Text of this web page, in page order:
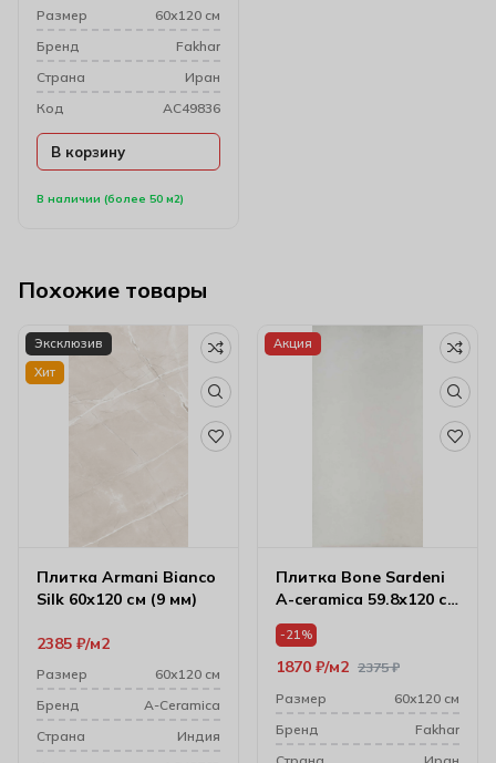
В наличии (более 50 м2)
Размер
60х120 см
Бренд
Fakhar
Cтрана
Иран
Код
AC49836
В корзину
Похожие товары
Эксклюзив
Хит
Плитка Armani Bianco
Silk 60х120 см (9 мм)
2385 ₽ м2
Размер
60х120 см
Бренд
A-Ceramica
Cтрана
Индия
Акция
Плитка Bone Sardeni
A-ceramica 59.8х120 см
(10 мм) 61w1251a
-21%
2375₽
1870 ₽ м2
Размер
60х120 см
Бренд
Fakhar
Cтрана
Иран